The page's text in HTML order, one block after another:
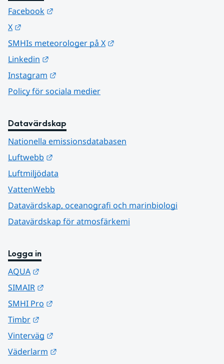
Facebook
X
SMHIs meteorologer på X
Linkedin
Instagram
Policy för sociala medier
Datavärdskap
Nationella emissionsdatabasen
Luftwebb
Luftmiljödata
VattenWebb
Datavärdskap, oceanografi och marinbiologi
Datavärdskap för atmosfärkemi
Logga in
AQUA
SIMAIR
SMHI Pro
Timbr
Vinterväg
Väderlarm